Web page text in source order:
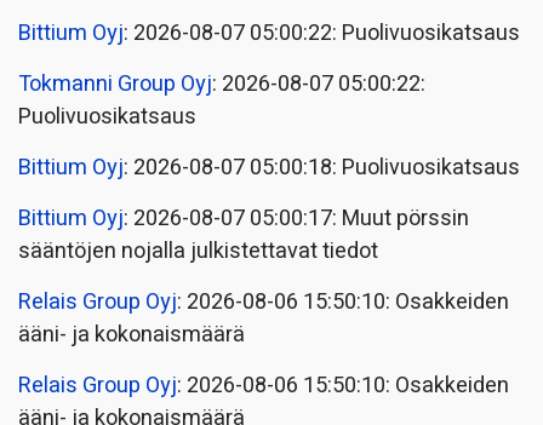
Bittium Oyj: 2026-08-07 05:00:22: Puolivuosikatsaus
Tokmanni Group Oyj: 2026-08-07 05:00:22:
Puolivuosikatsaus
Bittium Oyj: 2026-08-07 05:00:18: Puolivuosikatsaus
Bittium Oyj: 2026-08-07 05:00:17: Muut pörssin
sääntöjen nojalla julkistettavat tiedot
Relais Group Oyj: 2026-08-06 15:50:10: Osakkeiden
ääni- ja kokonaismäärä
Relais Group Oyj: 2026-08-06 15:50:10: Osakkeiden
ääni- ja kokonaismäärä